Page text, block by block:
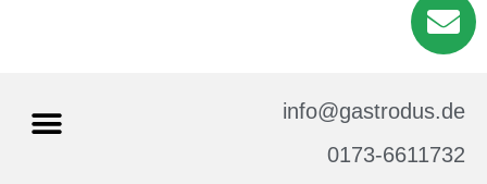
info@gastrodus.de
0173-6611732